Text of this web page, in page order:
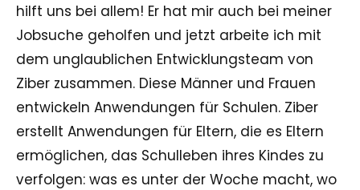
hilft uns bei allem! Er hat mir auch bei meiner
Jobsuche geholfen und jetzt arbeite ich mit
dem unglaublichen Entwicklungsteam von
Ziber zusammen. Diese Männer und Frauen
entwickeln Anwendungen für Schulen. Ziber
erstellt Anwendungen für Eltern, die es Eltern
ermöglichen, das Schulleben ihres Kindes zu
verfolgen: was es unter der Woche macht, wo